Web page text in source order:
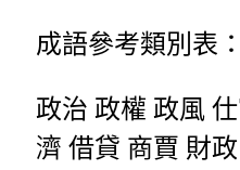
成語參考類別表：
政治 政權 政風
濟 借貸 商賈 財